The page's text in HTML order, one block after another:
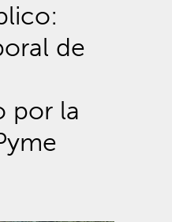
de
por la